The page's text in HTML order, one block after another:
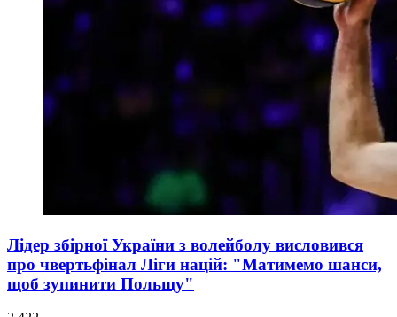
Лідер збірної України з волейболу висловився
про чвертьфінал Ліги націй: "Матимемо шанси,
щоб зупинити Польщу"